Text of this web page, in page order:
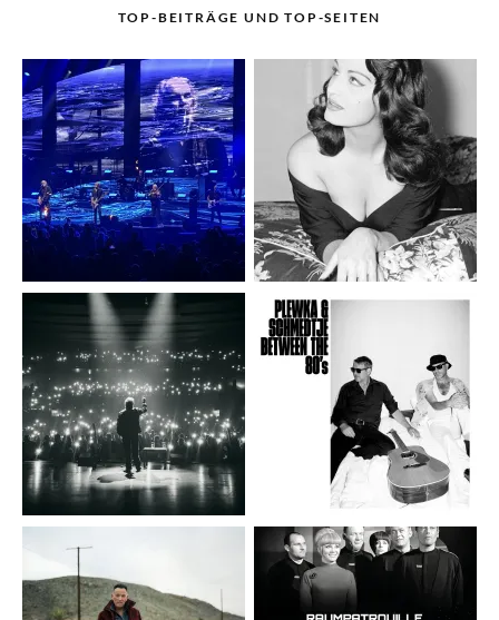
TOP-BEITRÄGE UND TOP-SEITEN